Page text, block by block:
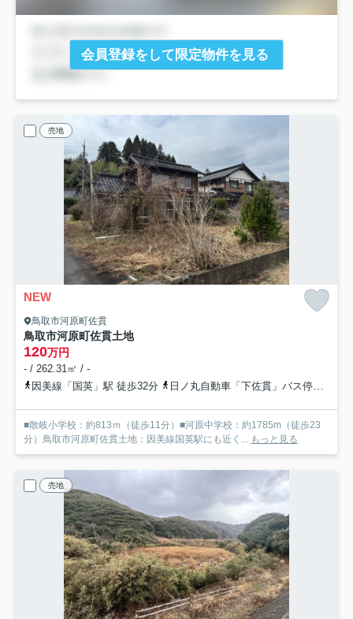
会員登録をして限定物件を見る
売地
NEW
鳥取市河原町佐貫
鳥取市河原町佐貫土地
120万円
- / 262.31㎡ / -
因美線「国英」駅 徒歩32分
日ノ丸自動車「下佐貫」バス停下車 徒歩3分
■散岐小学校：約813ｍ（徒歩11分）■河原中学校：約1785m（徒歩23
分）鳥取市河原町佐貫土地：因美線国英駅にも近く... もっと見る
売地